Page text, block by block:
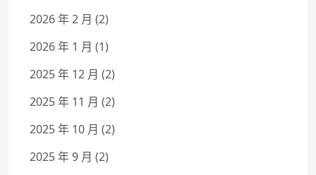
2026 年 2 月 (2)
2026 年 1 月 (1)
2025 年 12 月 (2)
2025 年 11 月 (2)
2025 年 10 月 (2)
2025 年 9 月 (2)